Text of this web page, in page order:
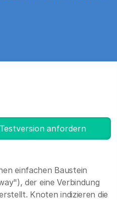
anfordern
einfachen Baustein
der eine Verbindung
Knoten indizieren die